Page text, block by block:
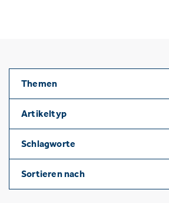
Themen
Artikeltyp
Schlagworte
Sortieren nach